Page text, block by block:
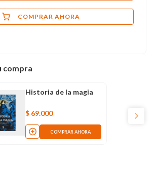
COMPRAR AHORA
compra
Historia de la magia
$ 69.000
COMPRAR AHORA